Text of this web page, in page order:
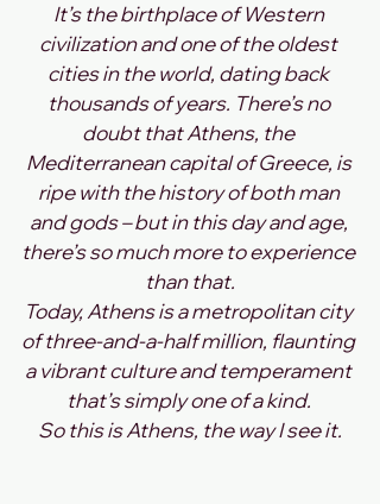
It’s the birthplace of Western
civilization and one of the oldest
cities in the world, dating back
thousands of years. There’s no
doubt that Athens, the
Mediterranean capital of Greece, is
ripe with the history of both man
and gods – but in this day and age,
there’s so much more to experience
than that.
Today, Athens is a metropolitan city
of three-and-a-half million, flaunting
a vibrant culture and temperament
that’s simply one of a kind.
So this is Athens, the way I see it.